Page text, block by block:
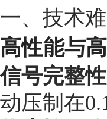
一、技术
高性能与
信号完整
动压制在